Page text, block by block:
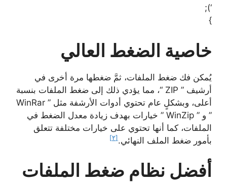
‘);
}
خاصية الضغط العالي
يُمكن فك ضغط الملفات، ثمَّ ضغطها مرة أخرى في
أرشيف ” ZIP “، مما يؤدي ذلك إلى ضغط الملفات بنسبة
أعلى، وبشكلٍ عام تحتوي أدوات الأرشفة مثل ” WinRar
” و ” WinZip ” خيارات بهدف زيادة معدل الضغط في
الملفات، كما أنها تحتوي على خيارات مختلفة تتعلق
بأمور ضغط الملف النهائي. [٢]
أفضل نظام ضغط الملفات